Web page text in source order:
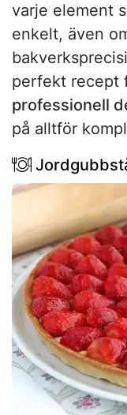
varje element
enkelt, även
perfekt recept
professionell
på alltför